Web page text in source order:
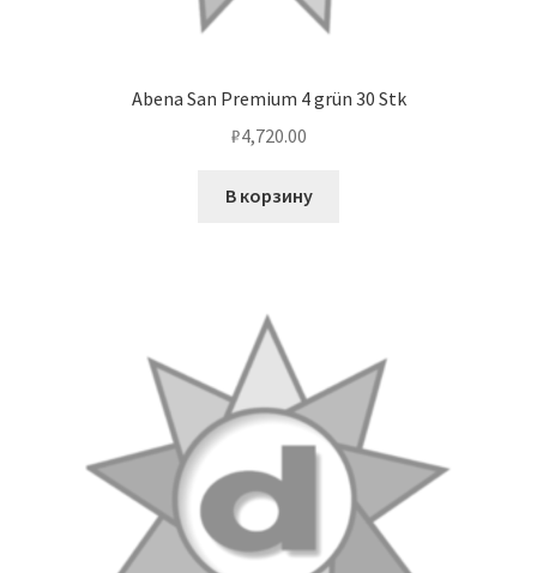
Abena San Premium 4 grün 30 Stk
₽4,720.00
В корзину